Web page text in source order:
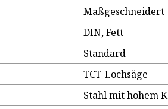
Maßgeschneidert
DIN, Fett
Standard
TCT-Lochsäge
Stahl mit hohem